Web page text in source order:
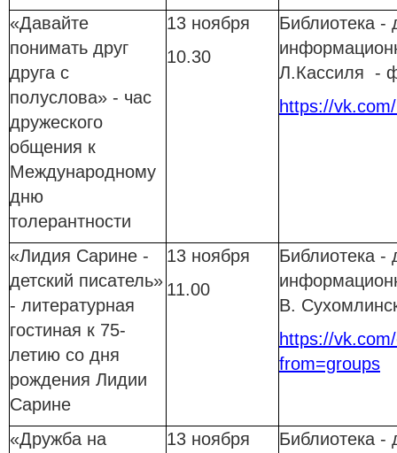
«Давайте
понимать друг
друга с
полуслова» - час
дружеского
общения к
Международному
дню
толерантности
13 ноября
10.30
Библиотека -
Л.Кассиля -
https://
«Лидия Сарине -
детский писатель»
- литературная
гостиная к 75-
летию со дня
рождения Лидии
Сарине
13 ноября
11.00
Библиотека -
В.
https://
from=groups
«Дружба на
13 ноября
Библиотека -